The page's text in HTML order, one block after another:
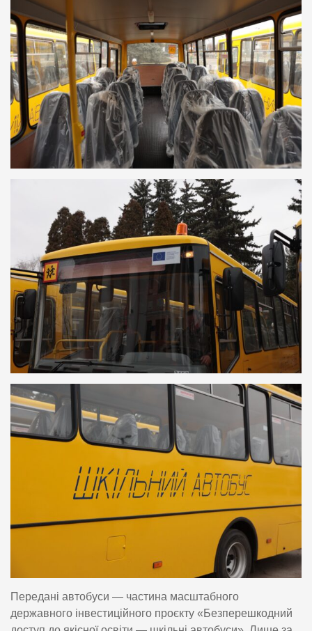
Передані автобуси — частина масштабного
державного інвестиційного проєкту «Безперешкодний